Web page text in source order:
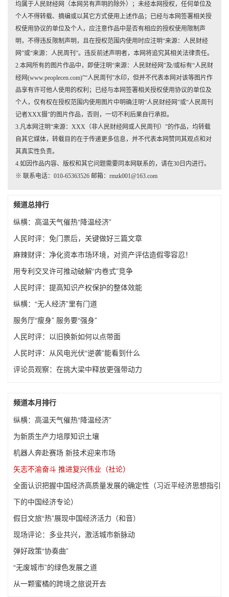
均属于人民财经网（本网另有声明的除外）；未经本网授权，任何单位及
个人不得转载、摘编或以其它方式使用上述作品；已经与本网签署相关授
权使用协议的单位及个人，应注意作品中是否有相应的授权使用限制声
明，不得违反限制声明，且在授权范围内使用时应注明“来源：人民财经
网”或“来源：人民周刊”。违反前述声明者，本网将追究其相关法律责任。
2.本网所有的图片作品中，即使注明“来源：人民财经网”及/或标有“人民财
经网(www.peoplecen.com)”“人民周刊”水印，但并不代表本网对该等图片作
品享有许可他人使用的权利；已经与本网签署相关授权使用协议的单位及
个人，仅有权在授权范围内使用图片中明确注明“人民财经网”或“人民周刊
记者XXX摄”的图片作品，否则，一切不利后果自行承担。
3.凡本网注明“来源：XXX（非人民财经网或人民周刊）”的作品，均转载
自其它媒体，转载目的在于传递更多信息，并不代表本网赞同其观点和对
其真实性负责。
4.如因作品内容、版权和其它问题需要同本网联系的，请在30日内进行。
※ 联系电话：010-65363526 邮箱：rmzk001@163.com
频道总排行
纵横：高温天气催热“降温经济”
人民时评：免门票后，关键做好三篇文章
麻辣财评：净化资本市场环境，对资产评估造假零容忍！
用专利交叉许可推动破解“内卷式”竞争
人民时评：提高知识产权保护的整体效能
纵横：“无人经济”里有门道
服务厅“瘦身” 服务要“强身”
人民时评：以旧换新如何以点带面
人民时评：从风电光伏“逆袭”能看到什么
评论员观察：在挑大梁中释放更强带动力
频道本月排行
纵横：高温天气催热“降温经济”
为新质生产力培厚知识土壤
机器人奔赴赛场 新技术迎来市场
矢志不渝奋斗 推进复兴伟业（社论）
全面认识把握中国经济高质量发展的确定性（习近平经济思想指引
下的中国经济专论）
假日文旅“热”展现中国经济活力（和音）
现场评论：多业共兴，激活城市新脉动
弹好政策“协奏曲”
“无废城市”的绿色发展之道
从一颗蜜橘的跨境之旅说开去